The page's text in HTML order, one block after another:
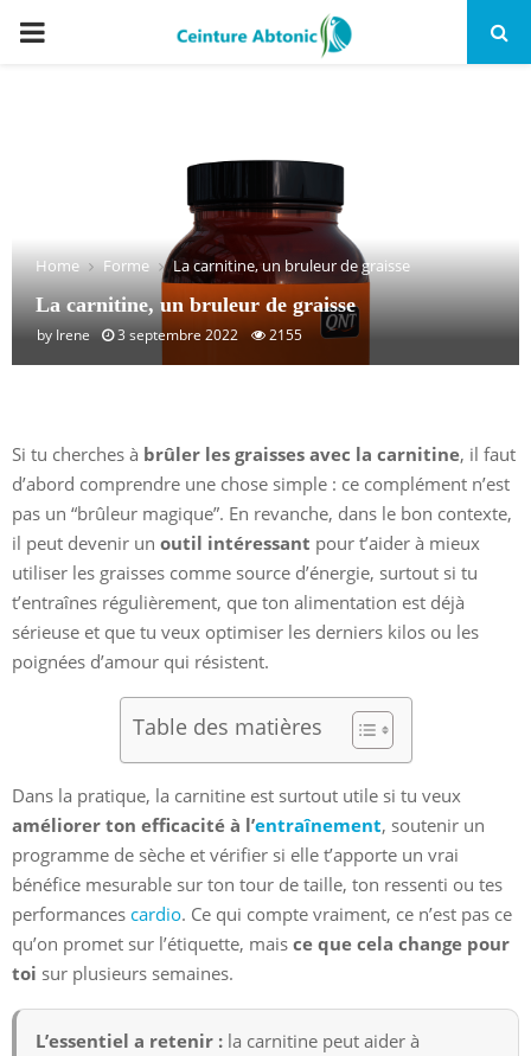
PRIMARY
Home Forme La carnitine, un bruleur de graisse
La carnitine, un bruleur de graisse
by Irene 3 septembre 2022 2155
Si tu cherches à brûler les graisses avec la carnitine, il faut
d’abord comprendre une chose simple : ce complément n’est
pas un “brûleur magique”. En revanche, dans le bon contexte,
il peut devenir un outil intéressant pour t’aider à mieux
utiliser les graisses comme source d’énergie, surtout si tu
t’entraînes régulièrement, que ton alimentation est déjà
sérieuse et que tu veux optimiser les derniers kilos ou les
poignées d’amour qui résistent.
Table des matières
Dans la pratique, la carnitine est surtout utile si tu veux
améliorer ton efficacité à l’entraînement, soutenir un
programme de sèche et vérifier si elle t’apporte un vrai
bénéfice mesurable sur ton tour de taille, ton ressenti ou tes
performances cardio. Ce qui compte vraiment, ce n’est pas ce
qu’on promet sur l’étiquette, mais ce que cela change pour
toi sur plusieurs semaines.
L’essentiel a retenir : la carnitine peut aider à